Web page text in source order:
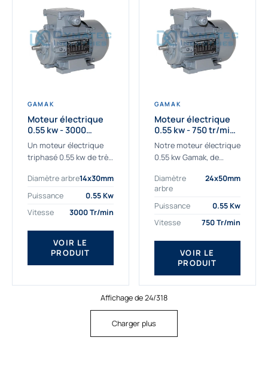
GAMAK
Moteur électrique
0.55 kw - 3000
Tr/min - 230/400V -
IE2
Un moteur électrique
triphasé 0.55 kw de très
vos applications les
plus exigeantes.
triphasé 0.55
kw Gamak...
Diamètre arbre14x30mm
Puissance
0.55 Kw
Vitesse
3000 Tr/min
VOIR LE
PRODUIT
GAMAK
Moteur électrique
0.55 kw - 750 tr/min -
230/400V - IE2
Notre moteur électrique
0.55 kw Gamak, de
adapté à toutes les
applications. Nous
déterminons,
fournissons
des moteurs
asynchrones depuis
Diamètre
arbre
24x50mm
Puissance
0.55 Kw
Vitesse
750 Tr/min
VOIR LE
PRODUIT
Affichage de 24/318
Charger plus